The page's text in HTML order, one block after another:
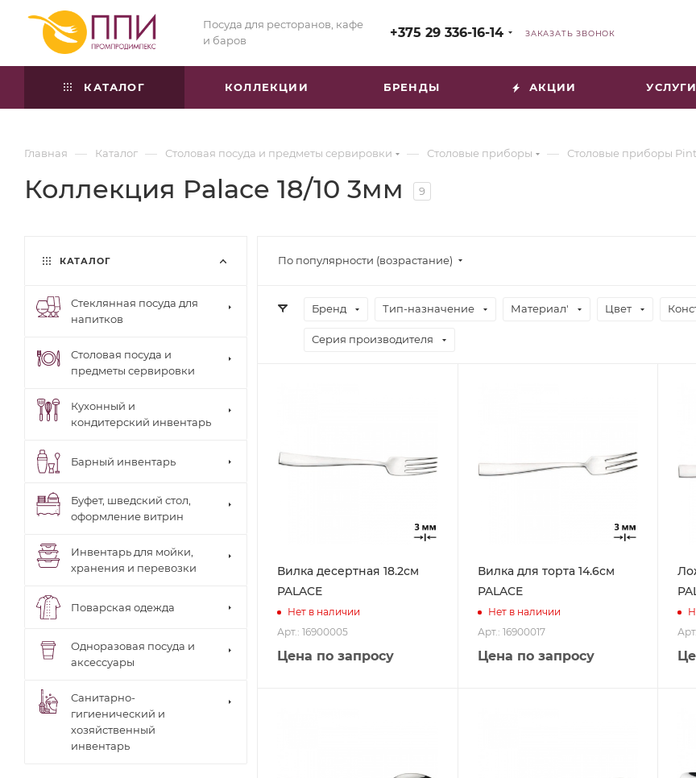
Посуда для ресторанов, кафе
и баров
+375 29 336-16-14 ЗАКАЗАТЬ ЗВОНОК
КАТАЛОГ КОЛЛЕКЦИИ БРЕНДЫ АКЦИИ УСЛУГИ
Главная — Каталог — Столовая посуда и предметы сервировки — Столовые приборы — Столовые приборы
Коллекция Palace 18/10 3мм 9
По популярности (возрастание)
Бренд Тип-назначение Материал' Цвет
Серия производителя
Вилка десертная 18.2см
PALACE
Нет в наличии
Арт.: 16900005
Цена по запросу
Вилка для торта 14.6см
PALACE
Нет в наличии
Арт.: 16900017
Цена по запросу
КАТАЛОГ
Стеклянная посуда для
напитков
Столовая посуда и
предметы сервировки
Кухонный и
кондитерский инвентарь
Барный инвентарь
Буфет, шведский стол,
оформление витрин
Инвентарь для мойки,
хранения и перевозки
Поварская одежда
Одноразовая посуда и
аксессуары
Санитарно-
гигиенический и
хозяйственный
инвентарь